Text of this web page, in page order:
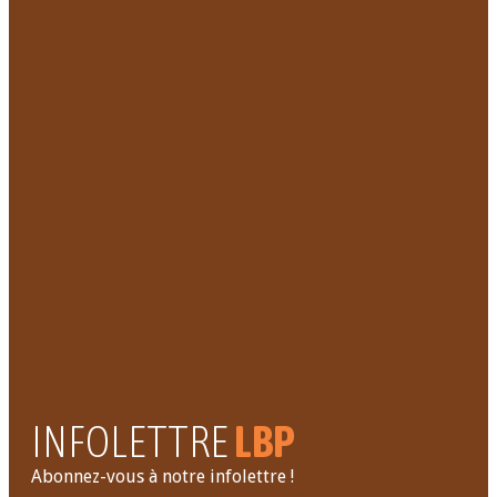
INFOLETTRELBP
Abonnez-vous à notre infolettre !